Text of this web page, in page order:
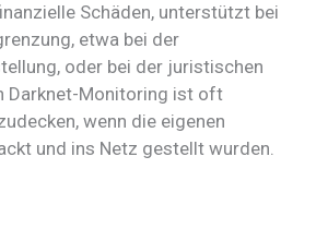
Schäden, unterstützt bei
etwa bei der
oder bei der juristischen
Darknet-Monitoring ist oft
wenn die eigenen
und ins Netz gestellt wurden.